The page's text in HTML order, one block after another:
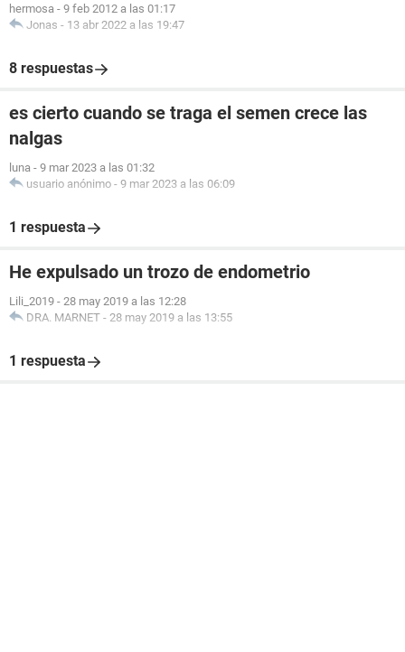
hermosa - 9 feb 2012 a las 01:17
Jonas - 13 abr 2022 a las 19:47
8 respuestas
es cierto cuando se traga el semen crece las
nalgas
luna - 9 mar 2023 a las 01:32
usuario anónimo - 9 mar 2023 a las 06:09
1 respuesta
He expulsado un trozo de endometrio
Lili_2019 - 28 may 2019 a las 12:28
DRA. MARNET - 28 may 2019 a las 13:55
1 respuesta